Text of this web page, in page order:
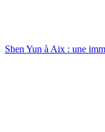
Shen Yun à Aix : une